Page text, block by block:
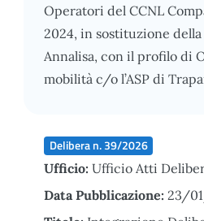
Operatori del CCNL
2024, in sostituzione della
Annalisa, con il profilo di
mobilità c/o l’ASP di
Delibera n. 39/2026
Ufficio: Ufficio Atti
Data Pubblicazione: 23/